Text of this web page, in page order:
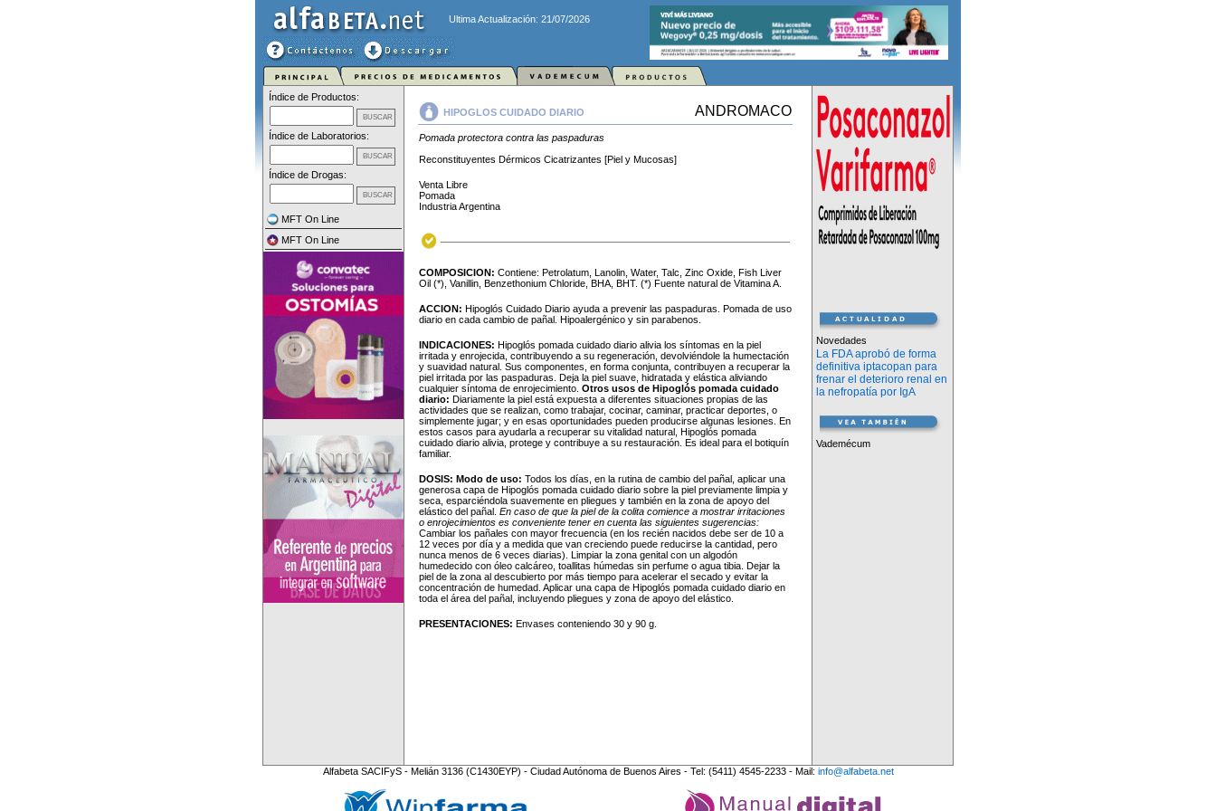
Ultima Actualización: 21/07/2026
Índice de Productos:
Índice de Laboratorios:
Índice de Drogas:
MFT On Line
MFT On Line
HIPOGLOS CUIDADO DIARIO ANDROMACO
Pomada protectora contra las paspaduras
Reconstituyentes Dérmicos Cicatrizantes [Piel y Mucosas]
Venta Libre
Pomada
Industria Argentina
COMPOSICION: Contiene: Petrolatum, Lanolin, Water, Talc, Zinc Oxide, Fish Liver
Oil (*), Vanillin, Benzethonium Chloride, BHA, BHT. (*) Fuente natural de Vitamina A.
ACCION: Hipoglós Cuidado Diario ayuda a prevenir las paspaduras. Pomada de uso
diario en cada cambio de pañal. Hipoalergénico y sin parabenos.
INDICACIONES: Hipoglós pomada cuidado diario alivia los síntomas en la piel
irritada y enrojecida, contribuyendo a su regeneración, devolviéndole la humectación
y suavidad natural. Sus componentes, en forma conjunta, contribuyen a recuperar la
piel irritada por las paspaduras. Deja la piel suave, hidratada y elástica aliviando
cualquier síntoma de enrojecimiento. Otros usos de Hipoglós pomada cuidado
diario: Diariamente la piel está expuesta a diferentes situaciones propias de las
actividades que se realizan, como trabajar, cocinar, caminar, practicar deportes, o
simplemente jugar; y en esas oportunidades pueden producirse algunas lesiones. En
estos casos para ayudarla a recuperar su vitalidad natural, Hipoglós pomada
cuidado diario alivia, protege y contribuye a su restauración. Es ideal para el botiquín
familiar.
DOSIS: Modo de uso: Todos los días, en la rutina de cambio del pañal, aplicar una
generosa capa de Hipoglós pomada cuidado diario sobre la piel previamente limpia y
seca, esparciéndola suavemente en pliegues y también en la zona de apoyo del
elástico del pañal. En caso de que la piel de la colita comience a mostrar irritaciones
o enrojecimientos es conveniente tener en cuenta las siguientes sugerencias:
Cambiar los pañales con mayor frecuencia (en los recién nacidos debe ser de 10 a
12 veces por día y a medida que van creciendo puede reducirse la cantidad, pero
nunca menos de 6 veces diarias). Limpiar la zona genital con un algodón
humedecido con óleo calcáreo, toallitas húmedas sin perfume o agua tibia. Dejar la
piel de la zona al descubierto por más tiempo para acelerar el secado y evitar la
concentración de humedad. Aplicar una capa de Hipoglós pomada cuidado diario en
toda el área del pañal, incluyendo pliegues y zona de apoyo del elástico.
PRESENTACIONES: Envases conteniendo 30 y 90 g.
Novedades
La FDA aprobó de forma
definitiva iptacopan para
frenar el deterioro renal en
la nefropatía por IgA
Vademécum
Alfabeta SACIFyS - Melián 3136 (C1430EYP) - Ciudad Autónoma de Buenos Aires - Tel: (5411) 4545-2233 - Mail: info@alfabeta.net